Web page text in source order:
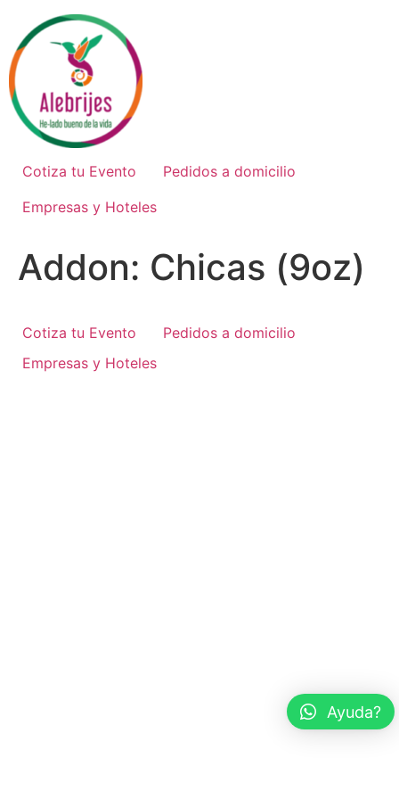
contenido
Cotiza tu Evento
Pedidos a domicilio
Empresas y Hoteles
Addon: Chicas (9oz)
Cotiza tu Evento
Pedidos a domicilio
Empresas y Hoteles
Ayuda?